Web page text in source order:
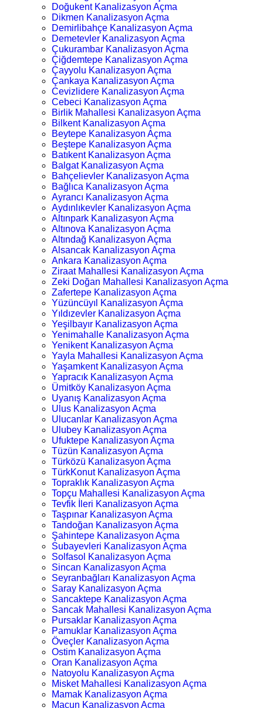
Doğukent Kanalizasyon Açma
Dikmen Kanalizasyon Açma
Demirlibahçe Kanalizasyon Açma
Demetevler Kanalizasyon Açma
Çukurambar Kanalizasyon Açma
Çiğdemtepe Kanalizasyon Açma
Çayyolu Kanalizasyon Açma
Çankaya Kanalizasyon Açma
Cevizlidere Kanalizasyon Açma
Cebeci Kanalizasyon Açma
Birlik Mahallesi Kanalizasyon Açma
Bilkent Kanalizasyon Açma
Beytepe Kanalizasyon Açma
Beştepe Kanalizasyon Açma
Batıkent Kanalizasyon Açma
Balgat Kanalizasyon Açma
Bahçelievler Kanalizasyon Açma
Bağlıca Kanalizasyon Açma
Ayrancı Kanalizasyon Açma
Aydınlıkevler Kanalizasyon Açma
Altınpark Kanalizasyon Açma
Altınova Kanalizasyon Açma
Altındağ Kanalizasyon Açma
Alsancak Kanalizasyon Açma
Ankara Kanalizasyon Açma
Ziraat Mahallesi Kanalizasyon Açma
Zeki Doğan Mahallesi Kanalizasyon Açma
Zafertepe Kanalizasyon Açma
Yüzüncüyıl Kanalizasyon Açma
Yıldızevler Kanalizasyon Açma
Yeşilbayır Kanalizasyon Açma
Yenimahalle Kanalizasyon Açma
Yenikent Kanalizasyon Açma
Yayla Mahallesi Kanalizasyon Açma
Yaşamkent Kanalizasyon Açma
Yapracık Kanalizasyon Açma
Ümitköy Kanalizasyon Açma
Uyanış Kanalizasyon Açma
Ulus Kanalizasyon Açma
Ulucanlar Kanalizasyon Açma
Ulubey Kanalizasyon Açma
Ufuktepe Kanalizasyon Açma
Tüzün Kanalizasyon Açma
Türközü Kanalizasyon Açma
TürkKonut Kanalizasyon Açma
Topraklık Kanalizasyon Açma
Topçu Mahallesi Kanalizasyon Açma
Tevfik İleri Kanalizasyon Açma
Taşpınar Kanalizasyon Açma
Tandoğan Kanalizasyon Açma
Şahintepe Kanalizasyon Açma
Subayevleri Kanalizasyon Açma
Solfasol Kanalizasyon Açma
Sincan Kanalizasyon Açma
Seyranbağları Kanalizasyon Açma
Saray Kanalizasyon Açma
Sancaktepe Kanalizasyon Açma
Sancak Mahallesi Kanalizasyon Açma
Pursaklar Kanalizasyon Açma
Pamuklar Kanalizasyon Açma
Öveçler Kanalizasyon Açma
Ostim Kanalizasyon Açma
Oran Kanalizasyon Açma
Natoyolu Kanalizasyon Açma
Misket Mahallesi Kanalizasyon Açma
Mamak Kanalizasyon Açma
Macun Kanalizasyon Açma